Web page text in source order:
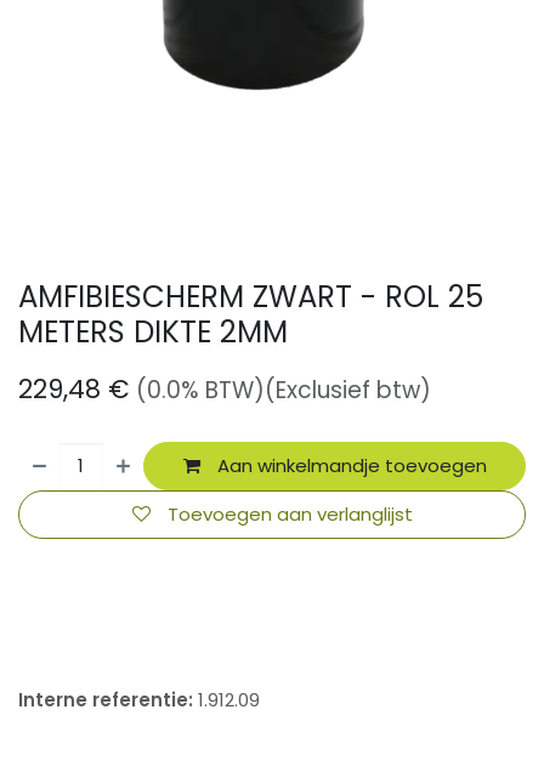
AMFIBIESCHERM ZWART - ROL 25
METERS DIKTE 2MM
229,48 € (0.0% BTW)(Exclusief btw)
Aan winkelmandje toevoegen
Toevoegen aan verlanglijst
Interne referentie: 1.912.09